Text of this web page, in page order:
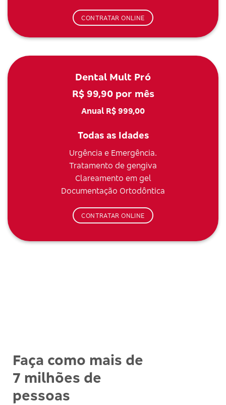
CONTRATAR ONLINE
Dental Mult Pró
R$ 99,90 por mês
Anual R$ 999,00
Todas as Idades
Urgência e Emergência.
Tratamento de gengiva
Clareamento em gel
Documentação Ortodôntica
CONTRATAR ONLINE
Faça como mais de
7 milhões de
pessoas